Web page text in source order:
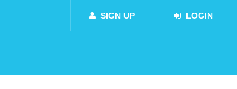
SIGN UP LOGIN